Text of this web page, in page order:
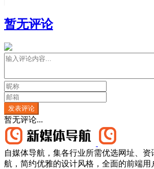
暂无评论
发表评论
暂无评论...
自媒体导航，集各行业所需优选网址、资
航，简约优雅的设计风格，全面的前端用